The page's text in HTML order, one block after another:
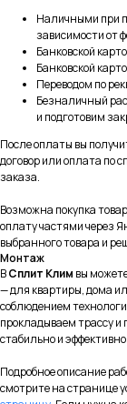
Наличными при
зависимости от
Банковской
Банковской
Переводом по
Безналичный
и подготовим
После оплаты вы
договор или оплата по
заказа.
Возможна покупка
оплату частями через
выбранного товара и
Монтаж
ВСплит Клим вы
— для квартиры, дома
соблюдением
прокладываем трассу и
стабильно и эффективно.
Подробное описание
смотрите на странице
Принимаем к оплате
Разделы
Покупателям
Контакты
Классические Сплит-
Инверторные Сплит-
Тепловые насосы
Полупромышленные
Услуги
Доставка и оплата
Частые вопросы
Наши работы